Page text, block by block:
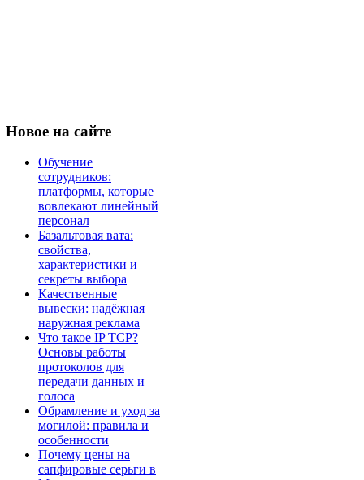
Новое на сайте
Обучение
сотрудников:
платформы, которые
вовлекают линейный
персонал
Базальтовая вата:
свойства,
характеристики и
секреты выбора
Качественные
вывески: надёжная
наружная реклама
Что такое IP TCP?
Основы работы
протоколов для
передачи данных и
голоса
Обрамление и уход за
могилой: правила и
особенности
Почему цены на
сапфировые серьги в